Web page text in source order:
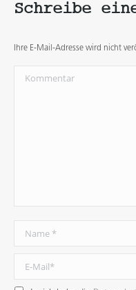
Schreibe
Ihre E-Mail-Adresse wird nicht
Kommentar
Name *
E-Mail *